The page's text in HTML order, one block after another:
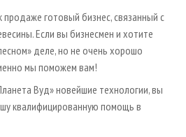
ПЛИТ
продаже готовый бизнес, связанный с
Если вы бизнесмен и хотите
деле, но не очень хорошо
мы поможем вам!
Вуд» новейшие технологии, вы
квалифицированную помощь в